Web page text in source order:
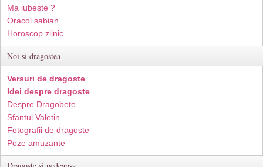
Ma iubeste ?
Oracol sabian
Horoscop zilnic
Noi si dragostea
Versuri de dragoste
Idei despre dragoste
Despre Dragobete
Sfantul Valetin
Fotografii de dragoste
Poze amuzante